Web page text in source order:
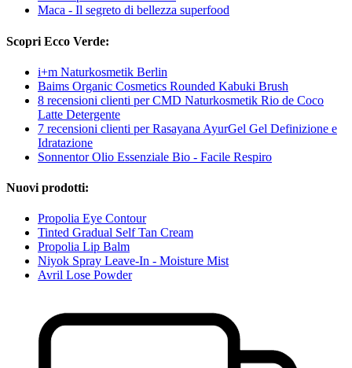
Maca - Il segreto di bellezza superfood
Scopri Ecco Verde:
i+m Naturkosmetik Berlin
Baims Organic Cosmetics Rounded Kabuki Brush
8 recensioni clienti per CMD Naturkosmetik Rio de Coco
Latte Detergente
7 recensioni clienti per Rasayana AyurGel Gel Definizione e
Idratazione
Sonnentor Olio Essenziale Bio - Facile Respiro
Nuovi prodotti:
Propolia Eye Contour
Tinted Gradual Self Tan Cream
Propolia Lip Balm
Niyok Spray Leave-In - Moisture Mist
Avril Lose Powder